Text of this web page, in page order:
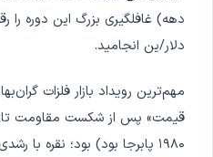
دهه) غافلگیری بزرگ این دوره
دلار/ین انجامید.
مهم‌ترین رویداد بازار فلزات
۱۹۸۰ پابرجا بود) بود؛ نقره